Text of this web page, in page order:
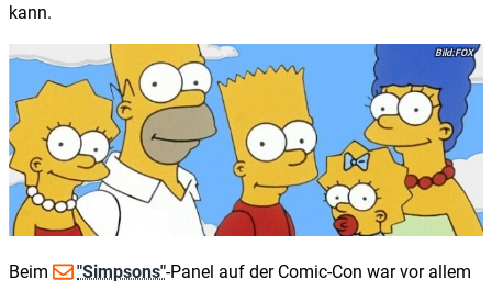
kann.
FOX
Beim "Simpsons"-Panel auf der Comic-Con war vor allem